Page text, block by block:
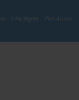
- Infos légales- Plan du site